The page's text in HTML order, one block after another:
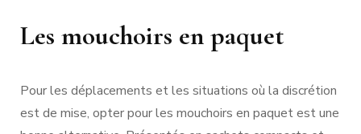
Les mouchoirs en paquet
Pour les déplacements et les situations où la discrétion
est de mise, opter pour les mouchoirs en paquet est une